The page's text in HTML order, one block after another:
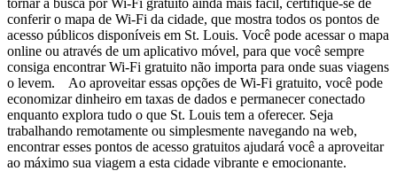
tornar a busca por Wi-Fi gratuito ainda mais fácil, certifique-se de
conferir o mapa de Wi-Fi da cidade, que mostra todos os pontos de
acesso públicos disponíveis em St. Louis. Você pode acessar o mapa
online ou através de um aplicativo móvel, para que você sempre
consiga encontrar Wi-Fi gratuito não importa para onde suas viagens
o levem. Ao aproveitar essas opções de Wi-Fi gratuito, você pode
economizar dinheiro em taxas de dados e permanecer conectado
enquanto explora tudo o que St. Louis tem a oferecer. Seja
trabalhando remotamente ou simplesmente navegando na web,
encontrar esses pontos de acesso gratuitos ajudará você a aproveitar
ao máximo sua viagem a esta cidade vibrante e emocionante.